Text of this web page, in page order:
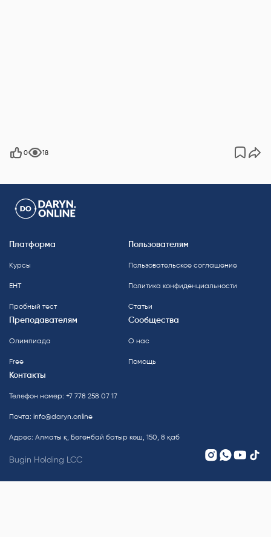
0 18
Платформа
Курсы
ЕНТ
Пробный тест
Пользователям
Пользовательское соглашение
Политика конфиденциальности
Статьи
Преподавателям
Олимпиада
Free
Сообщества
О нас
Помощь
Контакты
Телефон номер: +7 778 258 07 17
Почта: info@daryn.online
Адрес: Алматы қ, Бөгенбай батыр көш, 150, 8 қаб
Bugin Holding LCC